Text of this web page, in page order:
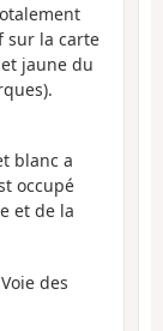
sur la carte
jaune du
blanc a
occupé
et de la
des